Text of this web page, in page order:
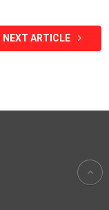
NEXT ARTICLE